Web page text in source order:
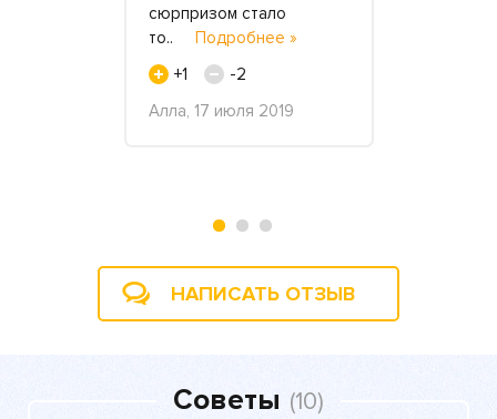
сюрпризом стало
то.. Подробнее »
+1
-2
Алла, 17 июля 2019
НАПИСАТЬ ОТЗЫВ
Советы (10)